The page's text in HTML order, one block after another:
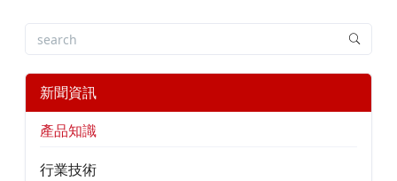
新聞資訊
產品知識
行業技術